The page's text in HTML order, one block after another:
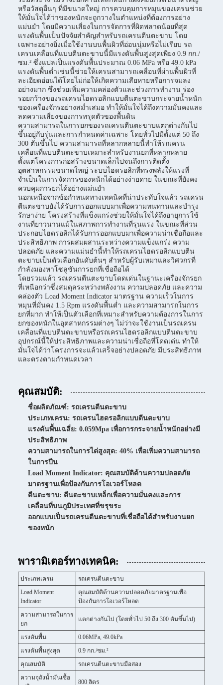
หรือวัสดุอื่นๆ ที่มีขนาดใหญ่ การควบคุมการหมุนของเครนช่วย
ให้มั่นใจได้ว่าของหนักจะถูกวางในตำแหน่งที่ต้องการอย่าง
แม่นยำ โดยมีความเสี่ยงในการจัดการที่ผิดพลาดน้อยที่สุด
แรงดันพื้นเป็นปัจจัยสำคัญสำหรับรถเครนตีนตะขาบ โดย
เฉพาะอย่างยิ่งเมื่อใช้งานบนพื้นผิวที่อ่อนนุ่มหรือไม่เรียบ รถ
เครนเคลื่อนที่แบบตีนตะขาบนี้มีแรงดันพื้นสูงสุดเพียง 0.9 กก./
ซม.² ซึ่งแปลเป็นแรงดันพื้นประมาณ 0.06 MPa หรือ 49.0 kPa
แรงดันพื้นต่ำเช่นนี้ช่วยให้เครนสามารถเคลื่อนที่ผ่านพื้นผิวที่
ละเอียดอ่อนได้โดยไม่ก่อให้เกิดความเสียหายหรือการจมลง
อย่างมาก ซึ่งช่วยเพิ่มความคล่องตัวและช่วงการทำงาน ร่อง
รอยกว้างของรถเครนไฮดรอลิกแบบตีนตะขาบกระจายน้ำหนัก
ของเครื่องจักรอย่างสม่ำเสมอ ทำให้มั่นใจได้ถึงความมั่นคงและ
ลดความเสี่ยงของการทรุดตัวของพื้นดิน
ความสามารถในการยกของรถเครนตีนตะขาบแตกต่างกันไป
ขึ้นอยู่กับรุ่นและการกำหนดค่าเฉพาะ โดยทั่วไปมีตั้งแต่ 50 ถึง
300 ตันขึ้นไป ความสามารถที่หลากหลายนี้ทำให้รถเครน
เคลื่อนที่แบบตีนตะขาบเหมาะสำหรับงานยกที่หลากหลาย
ตั้งแต่โครงการก่อสร้างขนาดเล็กไปจนถึงการติดตั้ง
อุตสาหกรรมขนาดใหญ่ ระบบไฮดรอลิกที่ทรงพลังให้แรงที่
จำเป็นในการจัดการของหนักได้อย่างง่ายดาย ในขณะที่ยังคง
ควบคุมการยกได้อย่างแม่นยำ
นอกเหนือจากข้อกำหนดทางเทคนิคที่น่าประทับใจแล้ว รถเครน
ตีนตะขาบยังได้รับการออกแบบมาเพื่อความทนทานและบำรุง
รักษาง่าย โครงสร้างที่แข็งแกร่งช่วยให้มั่นใจได้ถึงอายุการใช้
งานที่ยาวนานแม้ในสภาพการทำงานที่รุนแรง ในขณะที่ส่วน
ประกอบไฮดรอลิกได้รับการออกแบบมาเพื่อความน่าเชื่อถือและ
ประสิทธิภาพ การผสมผสานระหว่างความแข็งแกร่ง ความ
ปลอดภัย และความแม่นยำนี้ทำให้รถเครนไฮดรอลิกแบบตีน
ตะขาบเป็นตัวเลือกอันดับต้นๆ สำหรับผู้รับเหมาและวิศวกรที่
กำลังมองหาโซลูชันการยกที่เชื่อถือได้
โดยรวมแล้ว รถเครนตีนตะขาบโดดเด่นในฐานะเครื่องจักรยก
ที่เหนือกว่าซึ่งสมดุลระหว่างพลังงาน ความปลอดภัย และความ
คล่องตัว Load Moment Indicator มาตรฐาน ความเร็วในการ
หมุนที่มั่นคง 1.5 Rpm แรงดันพื้นต่ำ และความสามารถในการ
ยกที่มาก ทำให้เป็นตัวเลือกที่เหมาะสำหรับความต้องการในการ
ยกของหนักในอุตสาหกรรมต่างๆ ไม่ว่าจะใช้งานเป็นรถเครน
เคลื่อนที่แบบตีนตะขาบหรือรถเครนไฮดรอลิกแบบตีนตะขาบ
อุปกรณ์นี้ให้ประสิทธิภาพและความน่าเชื่อถือที่โดดเด่น ทำให้
มั่นใจได้ว่าโครงการจะแล้วเสร็จอย่างปลอดภัย มีประสิทธิภาพ
และตรงตามกำหนดเวลา
คุณสมบัติ:
ชื่อผลิตภัณฑ์: รถเครนตีนตะขาบ
ประเภทเครน: รถเครนไฮดรอลิกแบบตีนตะขาบ
แรงดันพื้นเฉลี่ย: 0.059Mpa เพื่อการกระจายน้ำหนักอย่างมี
ประสิทธิภาพ
ความสามารถในการไต่สูงสุด: 40% เพื่อเพิ่มความสามารถ
ในการปีน
Load Moment Indicator: คุณสมบัติด้านความปลอดภัย
มาตรฐานเพื่อป้องกันการโอเวอร์โหลด
ตีนตะขาบ: ตีนตะขาบเหล็กเพื่อความมั่นคงและการ
เคลื่อนที่บนภูมิประเทศที่ขรุขระ
ออกแบบเป็นรถเครนตีนตะขาบที่เชื่อถือได้สำหรับงานยก
ของหนัก
พารามิเตอร์ทางเทคนิค:
ประเภทเครน
รถเครนตีนตะขาบ
Load Moment
Indicator
คุณสมบัติด้านความปลอดภัยมาตรฐานเพื่อ
ป้องกันการโอเวอร์โหลด
ความสามารถในการ
ยก
แตกต่างกันไป (โดยทั่วไป 50 ถึง 300 ตันขึ้นไป)
แรงดันพื้น
0.06MPa, 49.0kPa
แรงดันพื้นสูงสุด
0.9 กก./ซม.²
คุณสมบัติ
รถเครนตีนตะขาบมือสอง
ความจุถังน้ำมันเชื้อ
800 ลิตร